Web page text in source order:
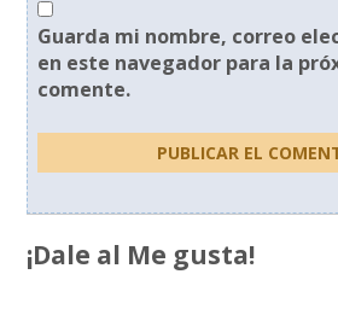
Guarda mi nombre, correo
en este navegador para la
comente.
¡Dale al Me gusta!